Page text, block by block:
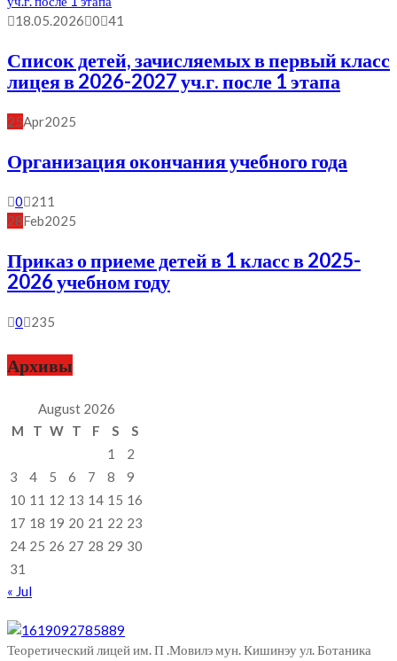
18.05.2026 0 41
Список детей, зачисляемых в первый класс
лицея в 2026-2027 уч.г. после 1 этапа
25Apr2025
Организация окончания учебного года
0
211
28Feb2025
Приказ о приеме детей в 1 класс в 2025-
2026 учебном году
0 235
Архивы
August 2026
M
T W T F S
S
1
2
3
4 5 6 7 8
9
10 11 12 13 14 15 16
17 18 19 20 21 22 23
24 25 26 27 28 29 30
31
« Jul
Теоретический лицей им. П .Мовилэ мун. Кишинэу ул. Ботаника